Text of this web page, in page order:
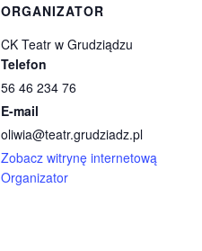
ORGANIZATOR
CK Teatr w Grudziądzu
Telefon
56 46 234 76
E-mail
oliwia@teatr.grudziadz.pl
Zobacz witrynę internetową
Organizator